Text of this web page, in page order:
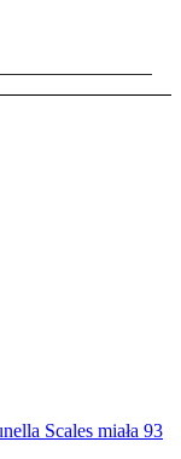
Scales miała 93